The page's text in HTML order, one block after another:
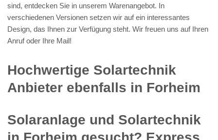
sind, entdecken Sie in unserem Warenangebot. In
verschiedenen Versionen setzen wir auf ein interessantes
Design, das Ihnen zur Verfügung steht. Wir freuen uns auf Ihren
Anruf oder Ihre Mail!
Hochwertige Solartechnik
Anbieter ebenfalls in Forheim
Solaranlage und Solartechnik